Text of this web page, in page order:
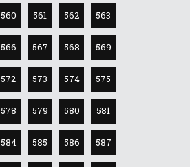
560 561 562 563
566 567 568 569
572 573 574 575
578 579 580 581
584 585 586 587